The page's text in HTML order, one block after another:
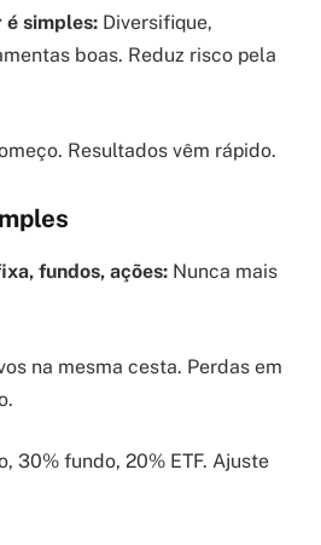
é simples: Diversifique,
boas. Reduz risco pela
Resultados vêm rápido.
fundos, ações: Nunca mais
na mesma cesta. Perdas em
30% fundo, 20% ETF. Ajuste